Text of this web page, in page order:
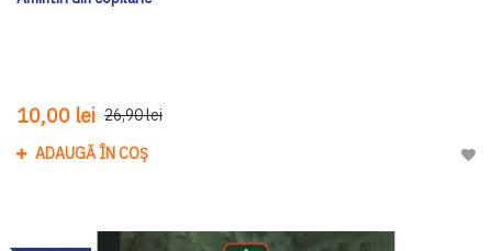
10,00 lei 26,90 lei
ADAUGĂ ÎN COȘ